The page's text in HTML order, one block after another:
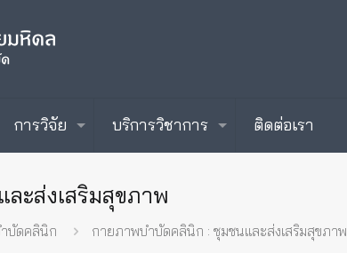
การวิจัย บริการวิชาการ ติดต่อเรา
ะส่งเสริมสุขภาพ
บัดคลินิก กายภาพบำบัดคลินิก : ชุมชนและส่งเสริมสุขภาพ